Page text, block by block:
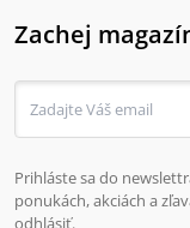
Zachej
Prihláste sa do
ponukách, akciách a
odhlásiť.